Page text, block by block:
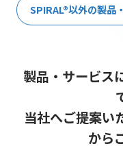
SPIRAL®以外の製品
製品・サービス
当社へご提案い
から